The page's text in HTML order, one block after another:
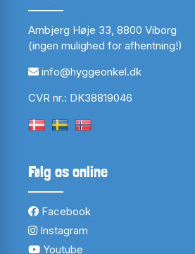
Arnbjerg Høje 33, 8800 Viborg
(ingen mulighed for afhentning!)
info@hyggeonkel.dk
CVR nr.: DK38819046
Følg os online
Facebook
Instagram
Youtube